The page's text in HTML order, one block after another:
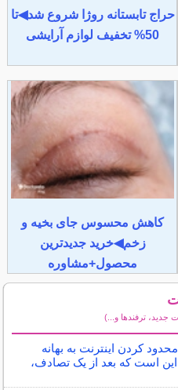
حراج تابستانه روژا شروع شد◀تا
50% تخفیف لوازم آرایشی
کاهش محسوس جای بخیه و
زخم◀خرید جدیدترین
محصول+مشاوره
جدید، ترفندها و...)
کردن اینترنت به بهانه
است که بعد از یک تصادف،